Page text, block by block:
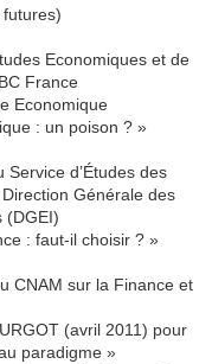
Economiques et de
France
Economique
: un poison ? »
d’Études des
Générale des
(DGEI)
: faut-il choisir ? »
CNAM sur la Finance et
(avril 2011) pour
paradigme »